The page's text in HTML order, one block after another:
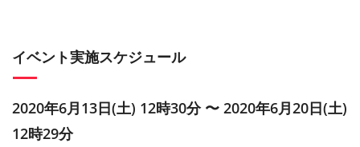
イベント実施スケジュール
2020年6月13日(土) 12時30分 〜 2020年6月20日(土)
12時29分